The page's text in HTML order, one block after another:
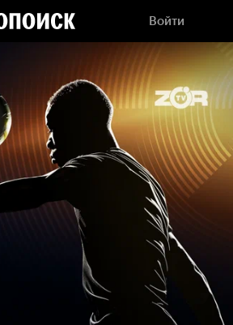
Войти